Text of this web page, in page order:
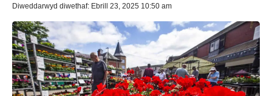
Diweddarwyd diwethaf: Ebrill 23, 2025 10:50 am